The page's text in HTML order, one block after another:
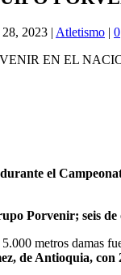
2023 | Atletismo | 0
el
Porvenir; seis
metros damas
de Antioquia, con